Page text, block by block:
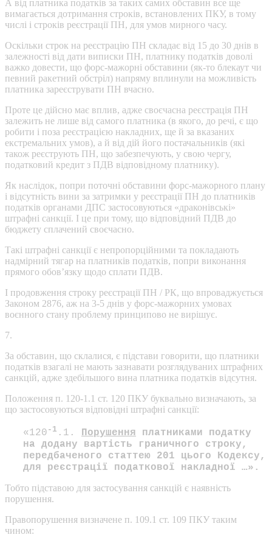
А від платника податків за таких самих обставин все ще
вимагається дотримання строків, встановлених ПКУ, в тому
числі і строків реєстрації ПН, для умов мирного часу.
Оскільки строк на реєстрацію ПН складає від 15 до 30 днів в
залежності від дати виписки ПН, платнику податків доволі
важко довести, що форс-мажорні обставини (як-то блекаут чи
певний ракетний обстріл) напряму вплинули на можливість
платника зареєструвати ПН вчасно.
Проте це дійсно має вплив, адже своєчасна реєстрація ПН
залежить не лише від самого платника (в якого, до речі, є що
робити і поза реєстрацією накладних, ще й за вказаних
екстремальних умов), а й від дій його постачальників (які
також реєструють ПН, що забезпечують, у свою чергу,
податковий кредит з ПДВ відповідному платнику).
Як наслідок, попри поточні обставини форс-мажорного плану
і відсутність вини за затримки у реєстрації ПН до платників
податків органами ДПС застосовуються «драконівські»
штрафні санкції. І це при тому, що відповідний ПДВ до
бюджету сплачений своєчасно.
Такі штрафні санкції є непропорційними та покладають
надмірний тягар на платників податків, попри виконання
прямого обов’язку щодо сплати ПДВ.
І продовження строку реєстрації ПН / РК, що впроваджується
Законом 2876, аж на 3-5 днів у форс-мажорних умовах
воєнного стану проблему принципово не вирішує.
7.
За обставин, що склалися, є підстави говорити, що платники
податків взагалі не мають зазнавати розглядуваних штрафних
санкцій, адже здебільшого вина платника податків відсутня.
Положення п. 120-1.1 ст. 120 ПКУ буквально визначають, за
що застосовуються відповідні штрафні санкції:
«120 -1 .1. Порушення платниками податку
на додану вартість граничного строку,
передбаченого статтею 201 цього Кодексу,
для реєстрації податкової накладної …».
Тобто підставою для застосування санкцій є наявність
порушення.
Правопорушення визначене п. 109.1 ст. 109 ПКУ таким
чином: